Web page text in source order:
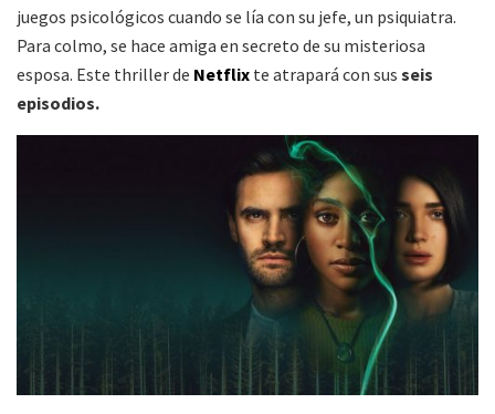
juegos psicológicos cuando se lía con su jefe, un psiquiatra.
Para colmo, se hace amiga en secreto de su misteriosa
esposa. Este thriller de Netflix te atrapará con sus seis
episodios.